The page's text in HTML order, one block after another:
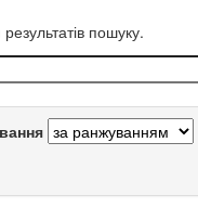
пошуку.